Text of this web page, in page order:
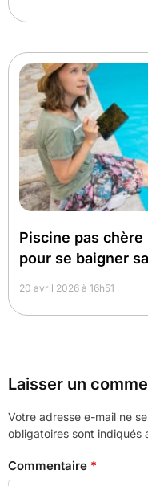
Piscine pas
pour se baigner
20 avril 2026 à 16h51
Laisser un
Votre adresse e-mail ne
obligatoires sont indiqués
Commentaire *